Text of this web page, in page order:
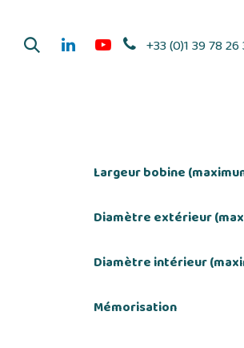
+33 (0)1 39 78
Largeur bobine
Diamètre extérieur
Diamètre intérieur
Mémorisation